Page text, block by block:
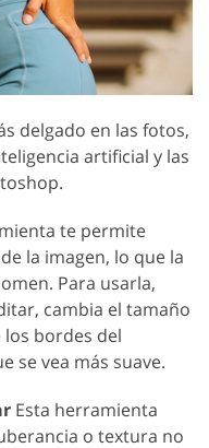
delgado en las fotos,
artificial y las
te permite
la imagen, lo que la
Para usarla,
cambia el tamaño
bordes del
se vea más suave.
Esta herramienta
o textura no